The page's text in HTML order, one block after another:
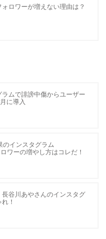
ォロワーが増えない理由は？
ラムで誹謗中傷からユーザー
に導入
のインスタグラム
ワーの増やし方はコレだ！
谷川あやさんのインスタグ
！